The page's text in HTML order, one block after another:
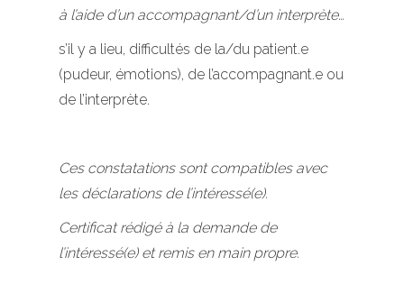
à l’aide d’un accompagnant/d’un interprète…
s’il y a lieu, difficultés de la/du patient.e
(pudeur, émotions), de l’accompagnant.e ou
de l’interprète.
Ces constatations sont compatibles avec
les déclarations de l’intéressé(e).
Certificat rédigé à la demande de
l’intéressé(e) et remis en main propre.